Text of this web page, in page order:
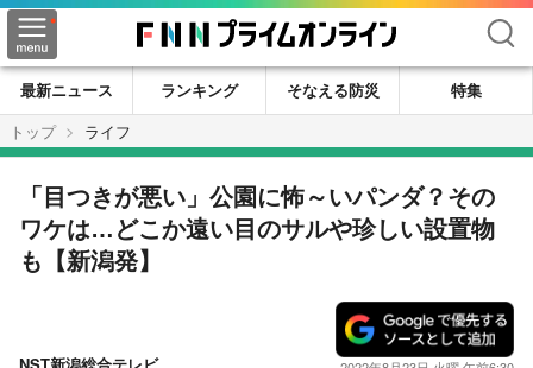
検索
最新ニュース ランキング そなえる防災
特集
トップ
ライフ
「目つきが悪い」公園に怖～いパンダ？その
ワケは…どこか遠い目のサルや珍しい設置物
も【新潟発】